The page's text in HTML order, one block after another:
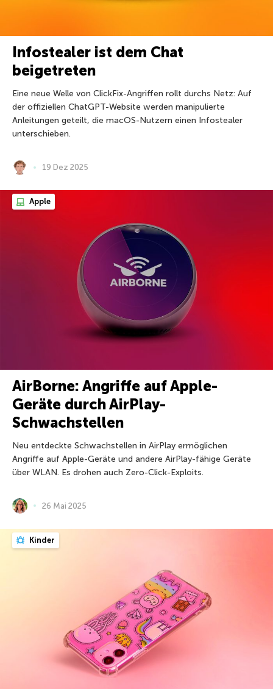
Infostealer ist dem Chat
beigetreten
Eine neue Welle von ClickFix-Angriffen rollt durchs Netz: Auf
der offiziellen ChatGPT-Website werden manipulierte
Anleitungen geteilt, die macOS-Nutzern einen Infostealer
unterschieben.
19 Dez 2025
Apple
AirBorne: Angriffe auf Apple-
Geräte durch AirPlay-
Schwachstellen
Neu entdeckte Schwachstellen in AirPlay ermöglichen
Angriffe auf Apple-Geräte und andere AirPlay-fähige Geräte
über WLAN. Es drohen auch Zero-Click-Exploits.
26 Mai 2025
Kinder